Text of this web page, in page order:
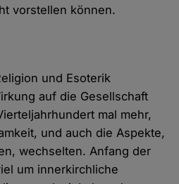
vorstellen können.
und Esoterik
auf die Gesellschaft
mal mehr,
und auch die Aspekte,
wechselten. Anfang der
um innerkirchliche